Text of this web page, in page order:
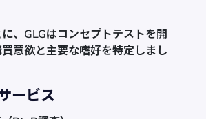
、GLGはコンセプトテストを開
意欲と主要な嗜好を特定しまし
ービス